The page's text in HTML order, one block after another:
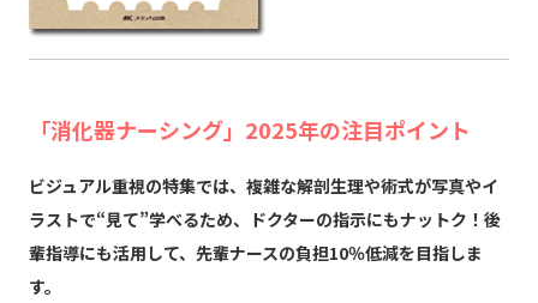
「消化器ナーシング」2025年の注目ポイント
ビジュアル重視の特集では、複雑な解剖生理や術式が写真やイ
ラストで“見て”学べるため、ドクターの指示にもナットク！後
輩指導にも活用して、先輩ナースの負担10％低減を目指しま
す。